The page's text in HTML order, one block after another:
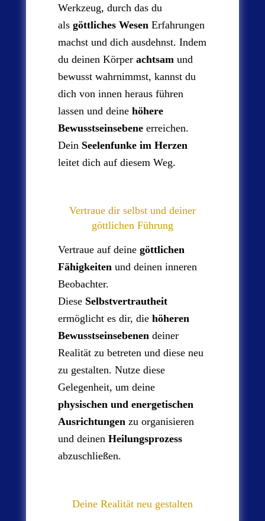
Werkzeug, durch das du
als göttliches Wesen Erfahrungen
machst und dich ausdehnst. Indem
du deinen Körper achtsam und
bewusst wahrnimmst, kannst du
dich von innen heraus führen
lassen und deine höhere
Bewusstseinsebene erreichen.
Dein Seelenfunke im Herzen
leitet dich auf diesem Weg.
Vertraue dir selbst und deiner
göttlichen Führung
Vertraue auf deine göttlichen
Fähigkeiten und deinen inneren
Beobachter.
Diese Selbstvertrautheit
ermöglicht es dir, die höheren
Bewusstseinsebenen deiner
Realität zu betreten und diese neu
zu gestalten. Nutze diese
Gelegenheit, um deine
physischen und energetischen
Ausrichtungen zu organisieren
und deinen Heilungsprozess
abzuschließen.
Deine Realität neu gestalten